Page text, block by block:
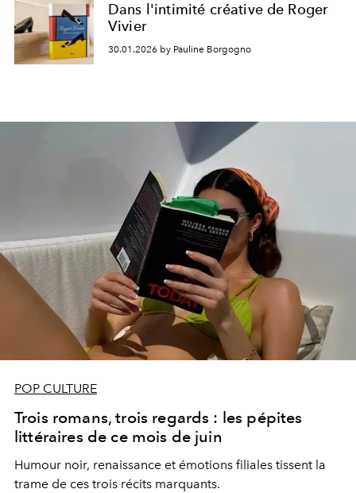
Dans l'intimité créative de Roger
Vivier
30.01.2026 by Pauline Borgogno
POP CULTURE
Trois romans, trois regards : les pépites
littéraires de ce mois de juin
Humour noir, renaissance et émotions filiales tissent la
trame de ces trois récits marquants.